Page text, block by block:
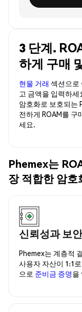
3 단계.
하게 구매
현물 거래 섹션으로
고 금액을 입력하
암호화로 보호되는
전하게 ROAM를 구
세요.
Phemex는
장 적합한 암
신뢰성과 보안
Phemex는 계층적
사용자 자산이 1:1
으로 준비금 증명을